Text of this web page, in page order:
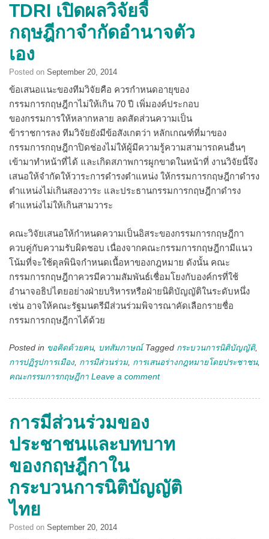
TDRI เปิดผลวิจัยจี้
กฤษฎีกาจำกัดอำนาจตัว
เอง
Posted on September 20, 2014
ข้อเสนอแนะของทีมวิจัยคือ ควรกำหนดอายุของ
กรรมการกฤษฎีกาไม่ให้เกิน 70 ปี เพิ่มองค์ประกอบ
ของกรรมการให้หลากหลาย ลดสัดส่วนความเป็น
ข้าราชการลง ทีมวิจัยยังมีข้อสังเกตว่า หลักเกณฑ์ที่มาของ
กรรมการกฤษฎีกาปิดช่องไม่ให้ผู้มีความรู้ความสามารถคนอื่นๆ
เข้ามาทำหน้าที่ได้ และเกิดสภาพการผูกขาดในหน้าที่ งานวิจัยนี้จึง
เสนอให้จำกัดให้วาระการดำรงตำแหน่ง ให้กรรมการกฤษฎีกาดำรง
ตำแหน่งไม่เกินสองวาระ และประธานกรรมการกฤษฎีกาดำรง
ตำแหน่งไม่ให้เกินสามวาระ
คณะวิจัยเสนอให้กำหนดความเป็นอิสระของกรรมการกฤษฎีกา
ควบคู่กับความรับผิดชอบ เนื่องจากคณะกรรมการกฤษฎีกามีแนว
โน้มที่จะใช้ดุลพินิจกำหนดเนื้อหาของกฎหมาย ดังนั้น คณะ
กรรมการกฤษฎีกาควรมีความสัมพันธ์เชื่อมโยงกับองค์กรที่ใช้
อำนาจอธิปไตยอย่างฝ่ายบริหารหรือฝ่ายนิติบัญญัติในระดับหนึ่ง
เช่น อาจให้คณะรัฐมนตรีมีส่วนร่วมพิจารณาคัดเลือกรายชื่อ
กรรมการกฤษฎีกาได้ด้วย
Posted in ขอคิดด้วยคน, บทสัมภาษณ์ Tagged กระบวนการนิติบัญญัติ,
การปฏิรูปการเมือง, การมีส่วนร่วม, การเสนอร่างกฎหมายโดยประชาชน,
คณะกรรมการกฤษฎีกา Leave a comment
การมีส่วนร่วมของ
ประชาชนและบทบาท
ของกฤษฎีกาใน
กระบวนการนิติบัญญัติ
ไทย
Posted on September 20, 2014